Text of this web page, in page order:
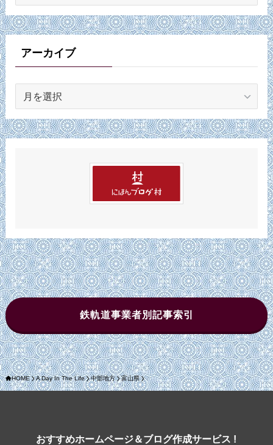
ゴ
リ
ーアーカイブ
カ
イ
鉄軌道事業者別記事索引
HOME A Day In The Life 中部地方 富山県
おすすめホームページ＆ブログ作成サービス !